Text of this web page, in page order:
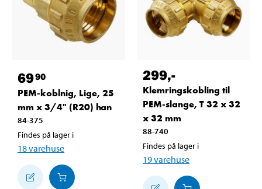
6990
PEM-koblnig, Lige, 25
mm x 3/4" (R20) han
84-375
Findes på lager i
18varehuse
299,-
Klemringskobling til
PEM-slange, T 32 x 32
x 32 mm
88-740
Findes på lager i
19varehuse